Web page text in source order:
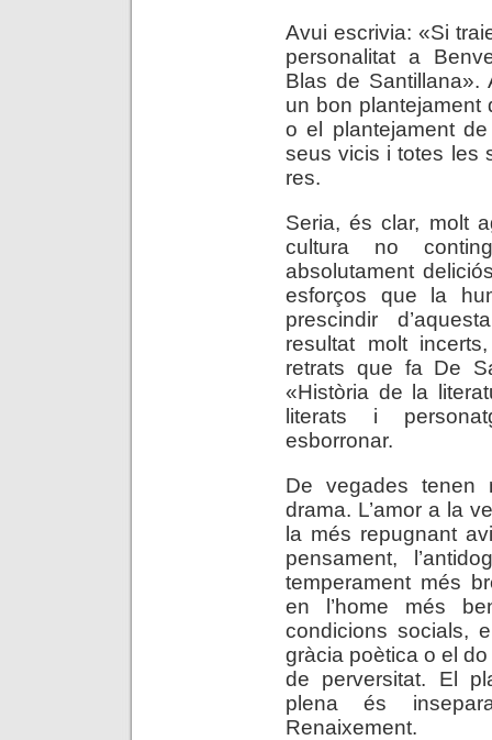
Avui escrivia: «Si
personalitat a
Blas de Santillana».
un bon plantejament
o el plantejament
seus vicis i totes les
res.
Seria, és clar, molt
cultura no
absolutament
esforços que la
prescindir
resultat molt
retrats que fa De
«Història de la
literats i
esborronar.
De vegades tenen
drama. L’amor a la
la més repugnant
pensament,
temperament més
en l’home més
condicions socials,
gràcia poètica o el
de perversitat. El
plena és
Renaixement.